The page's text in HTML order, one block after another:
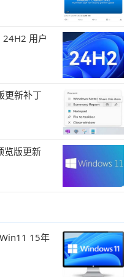
用户
更新补丁
览版更新
15年